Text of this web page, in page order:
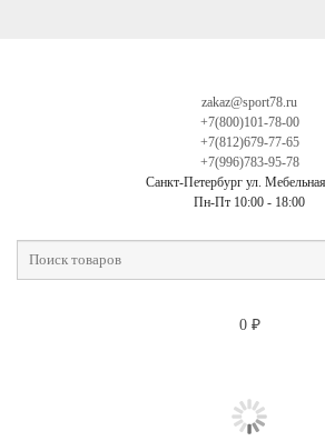
zakaz@sport78.ru
+7(800)101-78-00
+7(812)679-77-65
+7(996)783-95-78
Санкт-Петербург ул.
Пн-Пт 10:00 - 18:00
0 ₽